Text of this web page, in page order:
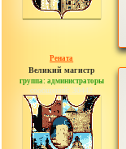
Рената
Великий магистр
группа: администраторы
сообщений: 30442